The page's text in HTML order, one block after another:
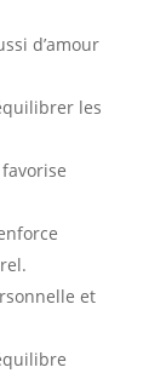
d’amour
les
et